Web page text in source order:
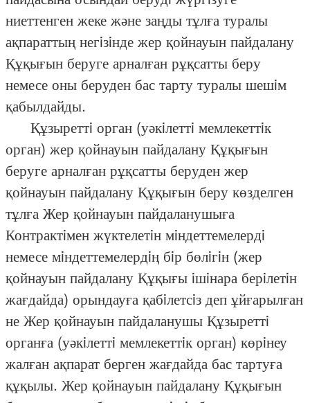
ниеттенген жеке және заңды тұлға туралы
ақпараттың негiзiнде жер қойнауын пайдалану
Құқығын беруге арналған рұқсатты беру
немесе оны беруден бас тарту туралы шешiм
қабылдайды.
Құзыреттi орган (уәкiлеттi мемлекеттiк
орган) жер қойнауын пайдалану Құқығын
беруге арналған рұқсатты беруден жер
қойнауын пайдалану Құқығын беру көзделген
тұлға Жер қойнауын пайдаланушыға
Контрактiмен жүктелетiн мiндеттемелердi
немесе мiндеттемелердiң бiр бөлiгiн (жер
қойнауын пайдалану Құқығы iшiнара берiлетiн
жағдайда) орындауға қабiлетсiз деп ұйғарылған
не Жер қойнауын пайдаланушы Құзыреттi
органға (уәкiлеттi мемлекеттiк орган) көрiнеу
жалған ақпарат берген жағдайда бас тартуға
құқылы. Жер қойнауын пайдалану Құқығын